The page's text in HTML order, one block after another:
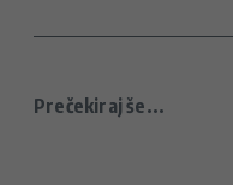
Prečekiraj še...